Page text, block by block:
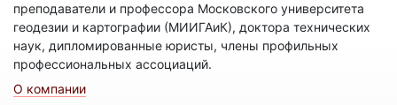
преподаватели и профессора Московского университета
геодезии и картографии (МИИГАиК), доктора технических
наук, дипломированные юристы, члены профильных
профессиональных ассоциаций.
О компании